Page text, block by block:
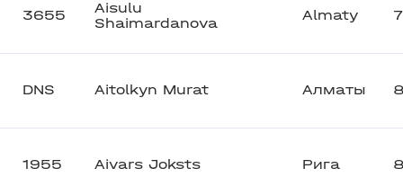
3655
Aisulu
Shaimardanova
Almaty
DNS Aitolkyn Murat Алматы
1955 Aivars Joksts Рига